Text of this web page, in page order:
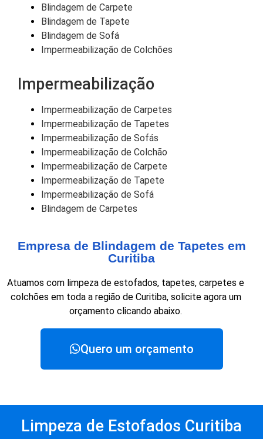
Blindagem de Carpete
Blindagem de Tapete
Blindagem de Sofá
Impermeabilização de Colchões
Impermeabilização
Impermeabilização de Carpetes
Impermeabilização de Tapetes
Impermeabilização de Sofás
Impermeabilização de Colchão
Impermeabilização de Carpete
Impermeabilização de Tapete
Impermeabilização de Sofá
Blindagem de Carpetes
Empresa de Blindagem de Tapetes em
Curitiba
Atuamos com limpeza de estofados, tapetes, carpetes e
colchões em toda a região de Curitiba, solicite agora um
orçamento clicando abaixo.
Quero um orçamento
Limpeza de Estofados Curitiba